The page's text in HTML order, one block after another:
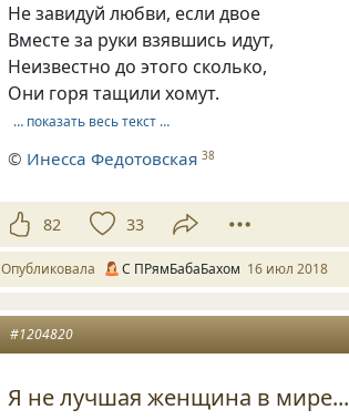
Не завидуй любви, если двое
Вместе за руки взявшись идут,
Неизвестно до этого сколько,
Они горя тащили хомут.
… показать весь текст …
© Инесса Федотовская 38
82 33
Опубликовала С ПРямБабаБахом 16 июл 2018
#1204820
Я не лучшая женщина в мире...